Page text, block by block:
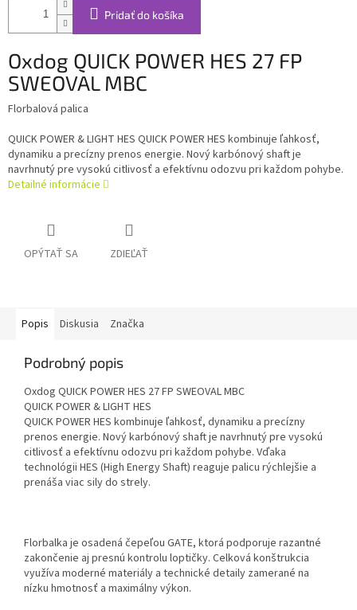
Pridať do košíka
Oxdog QUICK POWER HES 27 FP
SWEOVAL MBC
Florbalová palica
QUICK POWER & LIGHT HES QUICK POWER HES kombinuje ľahkosť,
dynamiku a precízny prenos energie. Nový karbónový shaft je
navrhnutý pre vysokú citlivosť a efektívnu odozvu pri každom pohybe.
Detailné informácie
OPÝTAŤ SA ZDIEĽAŤ
Popis Diskusia Značka
Podrobný popis
Oxdog QUICK POWER HES 27 FP SWEOVAL MBC
QUICK POWER & LIGHT HES
QUICK POWER HES kombinuje ľahkosť, dynamiku a precízny
prenos energie. Nový karbónový shaft je navrhnutý pre vysokú
citlivosť a efektívnu odozvu pri každom pohybe. Vďaka
technológii HES (High Energy Shaft) reaguje palicu rýchlejšie a
prenáša viac sily do strely.
Florbalka je osadená čepeľou GATE, ktorá podporuje razantné
zakončenie aj presnú kontrolu loptičky. Celková konštrukcia
využíva moderné materiály a technické detaily zamerané na
nízku hmotnosť a maximálny výkon.